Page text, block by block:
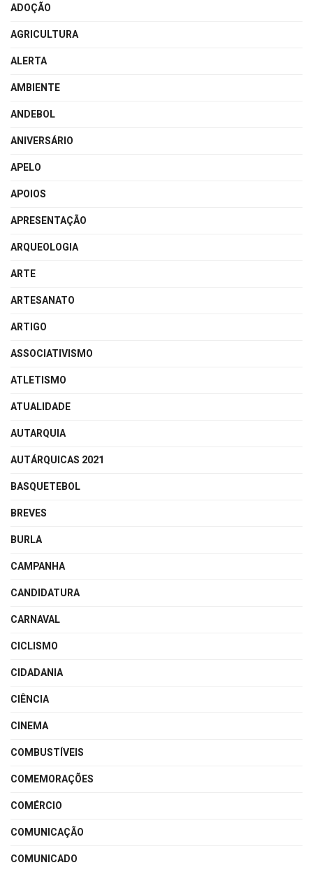
ADOÇÃO
AGRICULTURA
ALERTA
AMBIENTE
ANDEBOL
ANIVERSÁRIO
APELO
APOIOS
APRESENTAÇÃO
ARQUEOLOGIA
ARTE
ARTESANATO
ARTIGO
ASSOCIATIVISMO
ATLETISMO
ATUALIDADE
AUTARQUIA
AUTÁRQUICAS 2021
BASQUETEBOL
BREVES
BURLA
CAMPANHA
CANDIDATURA
CARNAVAL
CICLISMO
CIDADANIA
CIÊNCIA
CINEMA
COMBUSTÍVEIS
COMEMORAÇÕES
COMÉRCIO
COMUNICAÇÃO
COMUNICADO